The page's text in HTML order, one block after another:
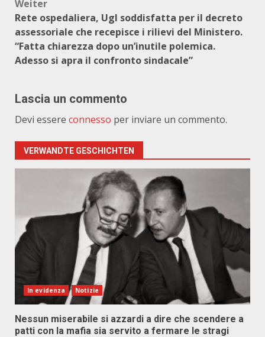
Weiter
Rete ospedaliera, Ugl soddisfatta per il decreto
assessoriale che recepisce i rilievi del Ministero.
“Fatta chiarezza dopo un’inutile polemica.
Adesso si apra il confronto sindacale”
Lascia un commento
Devi essere connesso per inviare un commento.
VERWANDTE GESCHICHTEN
In evidenza Notizie
Nessun miserabile si azzardi a dire che scendere a
patti con la mafia sia servito a fermare le stragi